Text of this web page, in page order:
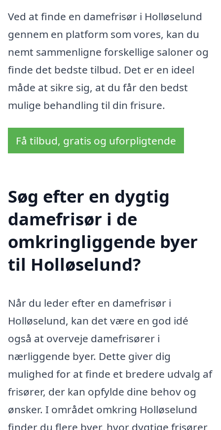
Ved at finde en damefrisør i Holløselund
gennem en platform som vores, kan du
nemt sammenligne forskellige saloner og
finde det bedste tilbud. Det er en ideel
måde at sikre sig, at du får den bedst
mulige behandling til din frisure.
Få tilbud, gratis og uforpligtende
Søg efter en dygtig
damefrisør i de
omkringliggende byer
til Holløselund?
Når du leder efter en damefrisør i
Holløselund, kan det være en god idé
også at overveje damefrisører i
nærliggende byer. Dette giver dig
mulighed for at finde et bredere udvalg af
frisører, der kan opfylde dine behov og
ønsker. I området omkring Holløselund
finder du flere byer, hvor dygtige frisører